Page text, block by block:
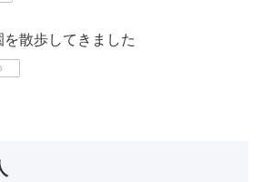
散歩してきました